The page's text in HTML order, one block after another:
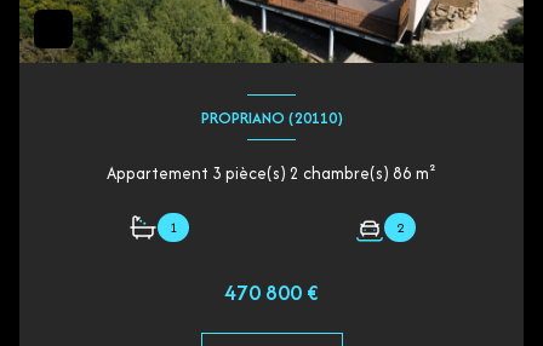
PROPRIANO (20110)
Appartement 3 pièce(s) 2 chambre(s) 86 m²
1 2
470 800 €